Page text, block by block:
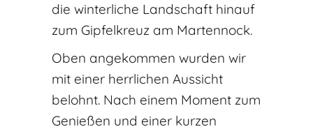
die winterliche Landschaft hinauf
zum Gipfelkreuz am Martennock.
Oben angekommen wurden wir
mit einer herrlichen Aussicht
belohnt. Nach einem Moment zum
Genießen und einer kurzen